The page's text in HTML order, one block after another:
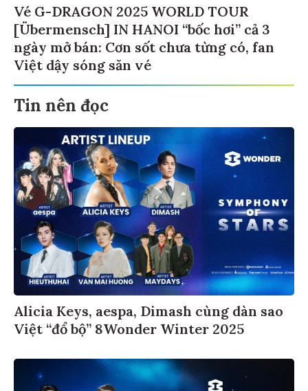
Vé G-DRAGON 2025 WORLD TOUR
[Übermensch] IN HANOI “bốc hơi” cả 3
ngày mở bán: Cơn sốt chưa từng có, fan
Việt dậy sóng săn vé
Tin nên đọc
Alicia Keys, aespa, Dimash cùng dàn sao
Việt “đổ bộ” 8Wonder Winter 2025